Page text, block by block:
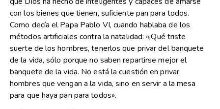
con los bienes que tienen, suficiente pan para todos.
Como decía el Papa Pablo VI, cuando hablaba de los
métodos artificiales contra la natalidad: «¡Qué triste
suerte de los hombres, tenerlos que privar del banquete
de la vida, sólo porque no saben repartirse mejor el
banquete de la vida. No está la cuestión en privar
hombres que vengan a la vida, sino en servir a la mesa
para que haya pan para todos».